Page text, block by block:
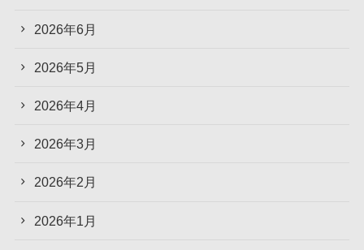
2026年6月
2026年5月
2026年4月
2026年3月
2026年2月
2026年1月